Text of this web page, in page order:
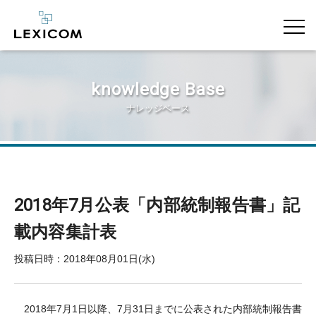
knowledge Base
ナレッジベース
2018年7月公表「内部統制報告書」記
載内容集計表
投稿日時：2018年08月01日(水)
2018年7月1日以降、7月31日までに公表された内部統制報告書